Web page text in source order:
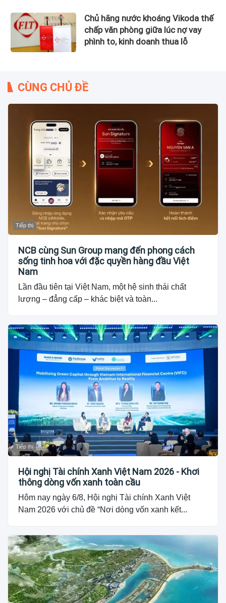
Chủ hãng nước khoáng Vikoda thế
chấp văn phòng giữa lúc nợ vay
phình to, kinh doanh thua lỗ
CÙNG CHỦ ĐỀ
Tiếp thị
NCB cùng Sun Group mang đến phong cách
sống tinh hoa với đặc quyền hàng đầu Việt
Nam
Lần đầu tiên tại Việt Nam, một hệ sinh thái chất
lượng – đẳng cấp – khác biệt và toàn...
Tiếp thị
Hội nghị Tài chính Xanh Việt Nam 2026 - Khơi
thông dòng vốn xanh toàn cầu
Hôm nay ngày 6/8, Hội nghị Tài chính Xanh Việt
Nam 2026 với chủ đề “Nơi dòng vốn xanh kết...